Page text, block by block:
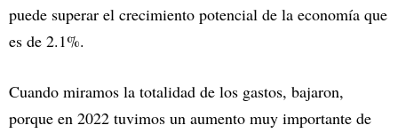
puede superar el crecimiento potencial de la economía que
es de 2.1%.
Cuando miramos la totalidad de los gastos, bajaron,
porque en 2022 tuvimos un aumento muy importante de